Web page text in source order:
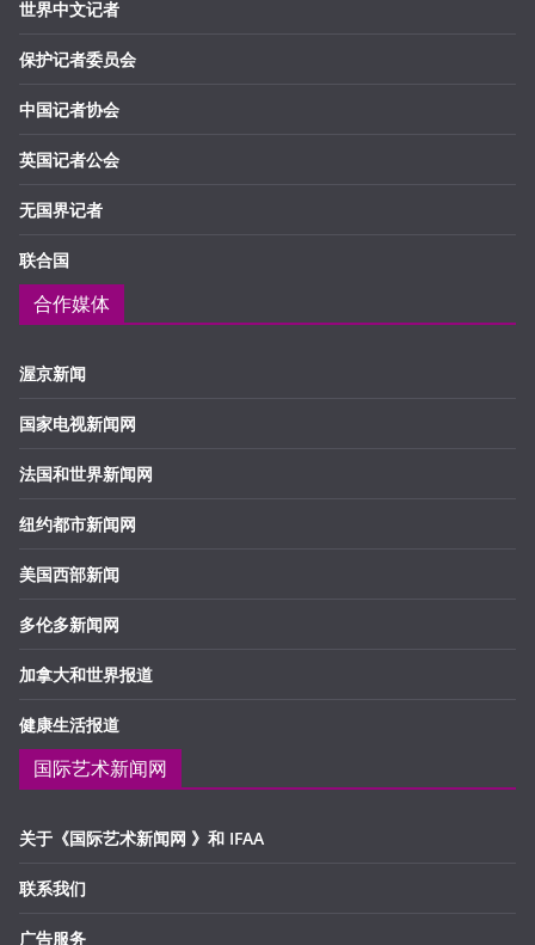
世界中文记者
保护记者委员会
中国记者协会
英国记者公会
无国界记者
联合国
合作媒体
渥京新闻
国家电视新闻网
法国和世界新闻网
纽约都市新闻网
美国西部新闻
多伦多新闻网
加拿大和世界报道
健康生活报道
国际艺术新闻网
关于《国际艺术新闻网 》和 IFAA
联系我们
广告服务